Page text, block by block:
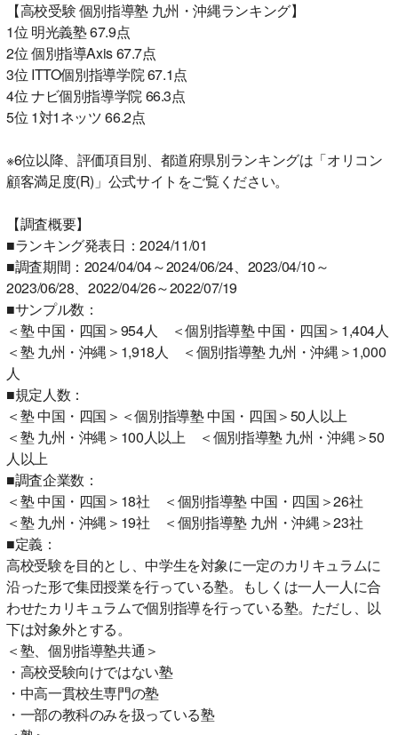
【高校受験 個別指導塾 九州・沖縄ランキング】
1位 明光義塾 67.9点
2位 個別指導Axis 67.7点
3位 ITTO個別指導学院 67.1点
4位 ナビ個別指導学院 66.3点
5位 1対1ネッツ 66.2点
※6位以降、評価項目別、都道府県別ランキングは「オリコン
顧客満足度(R)」公式サイトをご覧ください。
【調査概要】
■ランキング発表日：2024/11/01
■調査期間：2024/04/04～2024/06/24、2023/04/10～
2023/06/28、2022/04/26～2022/07/19
■サンプル数：
＜塾 中国・四国＞954人 ＜個別指導塾 中国・四国＞1,404人
＜塾 九州・沖縄＞1,918人 ＜個別指導塾 九州・沖縄＞1,000
人
■規定人数：
＜塾 中国・四国＞＜個別指導塾 中国・四国＞50人以上
＜塾 九州・沖縄＞100人以上 ＜個別指導塾 九州・沖縄＞50
人以上
■調査企業数：
＜塾 中国・四国＞18社 ＜個別指導塾 中国・四国＞26社
＜塾 九州・沖縄＞19社 ＜個別指導塾 九州・沖縄＞23社
■定義：
高校受験を目的とし、中学生を対象に一定のカリキュラムに
沿った形で集団授業を行っている塾。もしくは一人一人に合
わせたカリキュラムで個別指導を行っている塾。ただし、以
下は対象外とする。
＜塾、個別指導塾共通＞
・高校受験向けではない塾
・中高一貫校生専門の塾
・一部の教科のみを扱っている塾